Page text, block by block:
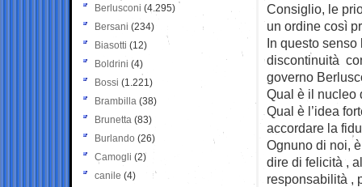
Consiglio, le
un ordine così
In questo senso
discontinuità
governo
Qual è il nucleo
Qual è l’idea
accordare la
Ognuno di noi,
dire di felicità ,
responsabilità ,
Berlusconi (4.295)
Bersani (234)
Biasotti (12)
Boldrini (4)
Bossi (1.221)
Brambilla (38)
Brunetta (83)
Burlando (26)
Camogli (2)
canile (4)